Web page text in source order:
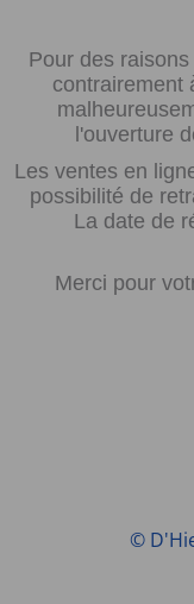
Pour des
contrairement
l'ouverture
Les ventes en
possibilité de
La date de
Merci pour
©